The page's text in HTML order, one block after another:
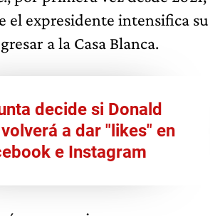
el expresidente intensifica su
a la Casa Blanca.
decide si Donald
a dar "likes" en
e Instagram